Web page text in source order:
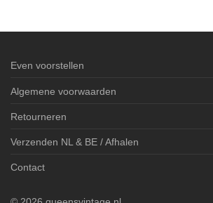
Even voorstellen
Algemene voorwaarden
Retourneren
Verzenden NL & BE / Afhalen
Contact